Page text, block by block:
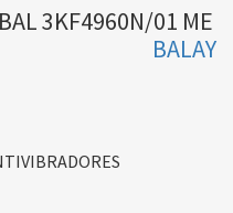
3KF4960N/01 ME
BALAY